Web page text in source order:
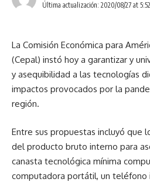
Última actualización: 2020/08/27 at
La Comisión Económica para
(Cepal) instó hoy a garantizar y
y asequibilidad a las tecnologías
impactos provocados por la
región.
Entre sus propuestas incluyó que
del producto bruto interno para
canasta tecnológica mínima
computadora portátil, un